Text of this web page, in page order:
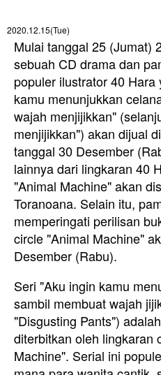
2020.12.15(Tue)
Mulai tanggal 25 (Jumat)
sebuah CD drama dan
populer ilustrator 40
kamu menunjukkan
wajah menjijikkan"
menjijikkan") akan dijual
tanggal 30 Desember
lainnya dari lingkaran 40
"Animal Machine" akan
Toranoana. Selain itu,
memperingati perilisan
circle "Animal Machine"
Desember (Rabu).
Seri "Aku ingin kamu
sambil membuat wajah
"Disgusting Pants")
diterbitkan oleh lingkaran
Machine". Serial ini